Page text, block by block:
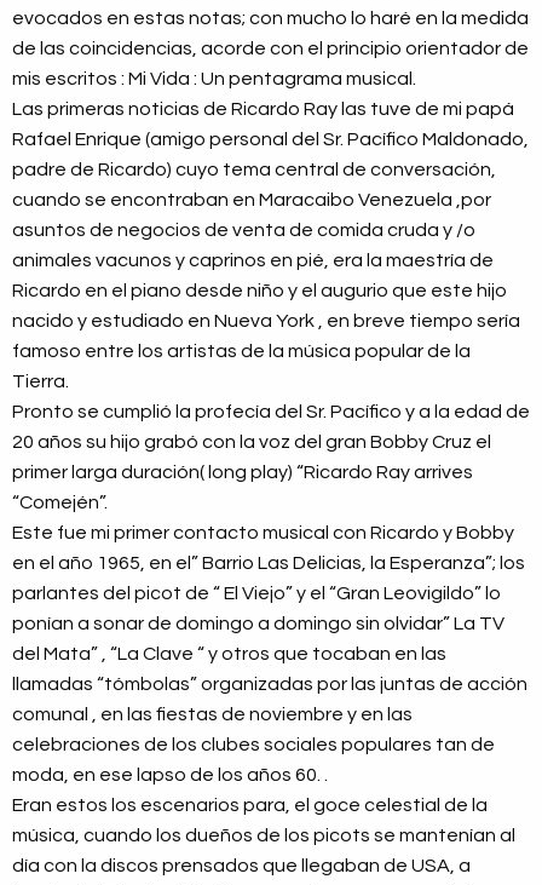
evocados en estas notas; con mucho lo haré en la medida
de las coincidencias, acorde con el principio orientador de
mis escritos : Mi Vida : Un pentagrama musical.
Las primeras noticias de Ricardo Ray las tuve de mi papá
Rafael Enrique (amigo personal del Sr. Pacífico Maldonado,
padre de Ricardo) cuyo tema central de conversación,
cuando se encontraban en Maracaibo Venezuela ,por
asuntos de negocios de venta de comida cruda y /o
animales vacunos y caprinos en pié, era la maestría de
Ricardo en el piano desde niño y el augurio que este hijo
nacido y estudiado en Nueva York , en breve tiempo sería
famoso entre los artistas de la música popular de la
Tierra.
Pronto se cumplió la profecía del Sr. Pacífico y a la edad de
20 años su hijo grabó con la voz del gran Bobby Cruz el
primer larga duración( long play) “Ricardo Ray arrives
“Comején”.
Este fue mi primer contacto musical con Ricardo y Bobby
en el año 1965, en el” Barrio Las Delicias, la Esperanza”; los
parlantes del picot de “ El Viejo” y el “Gran Leovigildo” lo
ponían a sonar de domingo a domingo sin olvidar” La TV
del Mata” , “La Clave “ y otros que tocaban en las
llamadas “tómbolas” organizadas por las juntas de acción
comunal , en las fiestas de noviembre y en las
celebraciones de los clubes sociales populares tan de
moda, en ese lapso de los años 60. .
Eran estos los escenarios para, el goce celestial de la
música, cuando los dueños de los picots se mantenían al
día con la discos prensados que llegaban de USA, a